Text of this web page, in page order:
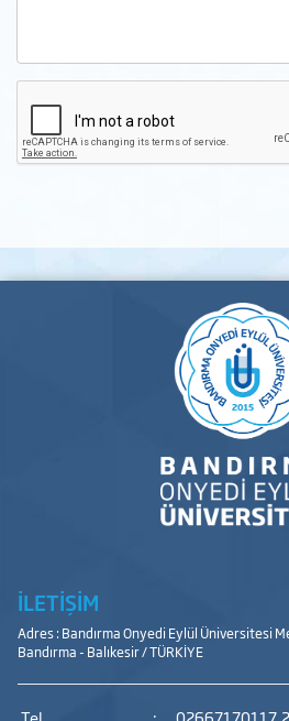
İLETİŞİM
Adres : Bandırma Onyedi Eylül Üniversitesi
Bandırma - Balıkesir / TÜRKİYE